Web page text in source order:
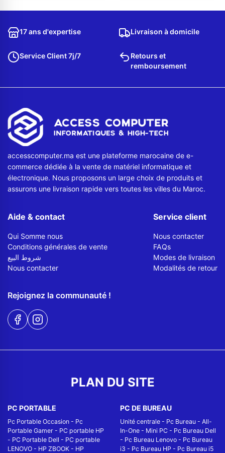
17 ans d'expertise Livraison à domicile
Service Client 7j/7
Retours et
remboursement
accesscomputer.ma est une plateforme marocaine de e-
commerce dédiée à la vente de matériel informatique et
électronique. Nous proposons un large choix de produits et
assurons une livraison rapide vers toutes les villes du Maroc.
Aide & contact
Qui Somme nous
Conditions générales de vente
شروط البيع
Nous contacter
Service client
Nous contacter
FAQs
Modes de livraison
Modalités de retour
Rejoignez la communauté !
PLAN DU SITE
PC PORTABLE
Pc Portable Occasion - Pc
Portable Gamer - PC portable HP
- PC Portable Dell - PC portable
LENOVO - HP ZBOOK - HP
PC DE BUREAU
Unité centrale - Pc Bureau - All-
In-One - Mini PC - Pc Bureau Dell
- Pc Bureau Lenovo - Pc Bureau
i3 - Pc Bureau HP - Pc Bureau i5